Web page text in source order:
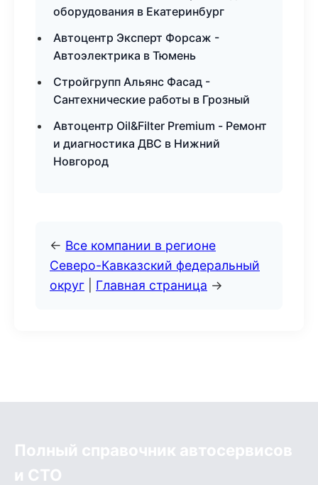
оборудования в Екатеринбург
Автоцентр Эксперт Форсаж -
Автоэлектрика в Тюмень
Стройгрупп Альянс Фасад -
Сантехнические работы в Грозный
Автоцентр Oil&Filter Premium - Ремонт
и диагностика ДВС в Нижний
Новгород
← Все компании в регионе
Северо-Кавказский федеральный
округ
Главная страница →
Полный справочник автосервисов
и СТО